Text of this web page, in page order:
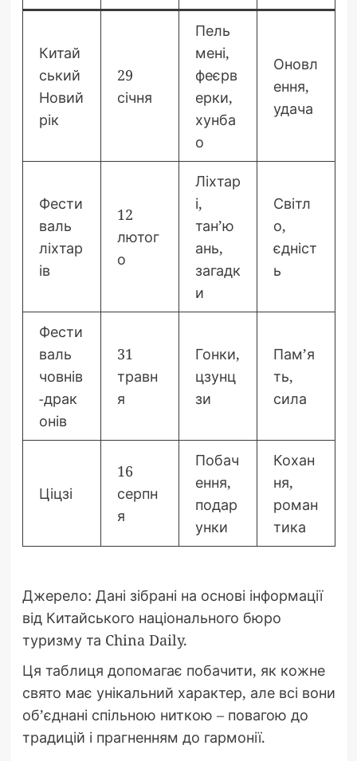
Китай
ський
Новий
рік
29
січня
Пель
мені,
феєрв
ерки,
хунба
о
Оновл
ення,
удача
Фести
валь
ліхтар
ів
12
лютог
о
Ліхтар
і,
тан’ю
ань,
загадк
и
Світл
о,
єдніст
ь
Фести
валь
човнів
-драк
онів
31
травн
я
Гонки,
цзунц
зи
Пам’я
ть,
сила
Ціцзі
16
серпн
я
Побач
ення,
подар
унки
Кохан
ня,
роман
тика
Джерело: Дані зібрані на основі інформації
від Китайського національного бюро
туризму та China Daily.
Ця таблиця допомагає побачити, як кожне
свято має унікальний характер, але всі вони
об’єднані спільною ниткою – повагою до
традицій і прагненням до гармонії.